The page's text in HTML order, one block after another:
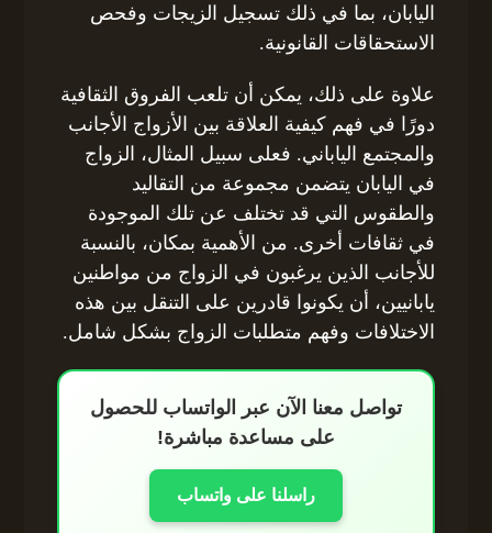
اليابان، بما في ذلك تسجيل الزيجات وفحص
الاستحقاقات القانونية.
علاوة على ذلك، يمكن أن تلعب الفروق الثقافية
دورًا في فهم كيفية العلاقة بين الأزواج الأجانب
والمجتمع الياباني. فعلى سبيل المثال، الزواج
في اليابان يتضمن مجموعة من التقاليد
والطقوس التي قد تختلف عن تلك الموجودة
في ثقافات أخرى. من الأهمية بمكان، بالنسبة
للأجانب الذين يرغبون في الزواج من مواطنين
يابانيين، أن يكونوا قادرين على التنقل بين هذه
الاختلافات وفهم متطلبات الزواج بشكل شامل.
تواصل معنا الآن عبر الواتساب للحصول
على مساعدة مباشرة!
راسلنا على واتساب